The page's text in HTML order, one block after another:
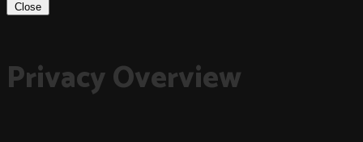
Close
Privacy Overview